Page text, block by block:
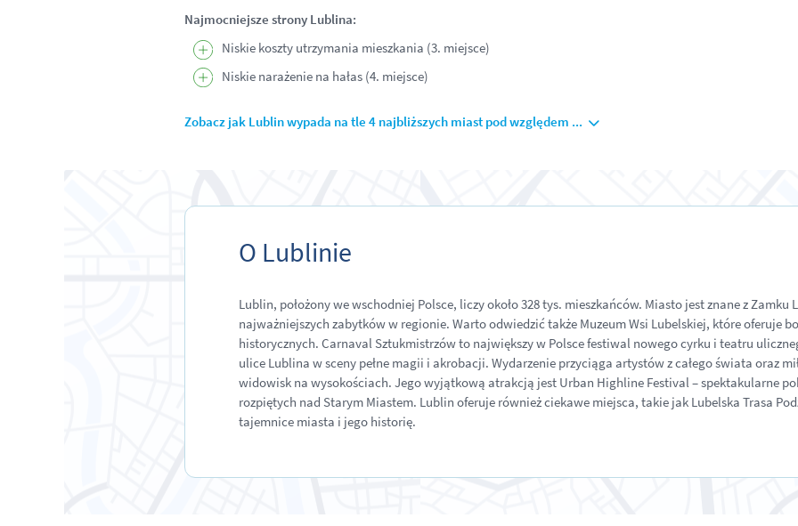
Najmocniejsze strony Lublina:
Niskie koszty utrzymania mieszkania (3. miejsce)
Niskie narażenie na hałas (4. miejsce)
Zobacz jak Lublin wypada na tle 4 najbliższych miast pod względem ...
O Lublinie
Lublin, położony we wschodniej Polsce, liczy około 328 tys. mieszkańców. Miasto jest znane z
najważniejszych zabytków w regionie. Warto odwiedzić także Muzeum Wsi Lubelskiej, które oferuje
historycznych. Carnaval Sztukmistrzów to największy w Polsce festiwal nowego cyrku i teatru
ulice Lublina w sceny pełne magii i akrobacji. Wydarzenie przyciąga artystów z całego świata oraz
widowisk na wysokościach. Jego wyjątkową atrakcją jest Urban Highline Festival – spektakularne
rozpiętych nad Starym Miastem. Lublin oferuje również ciekawe miejsca, takie jak Lubelska Trasa
tajemnice miasta i jego historię.